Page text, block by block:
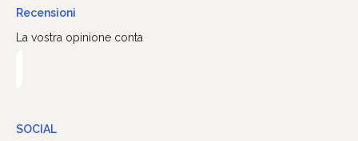
Recensioni
La vostra opinione conta
SOCIAL